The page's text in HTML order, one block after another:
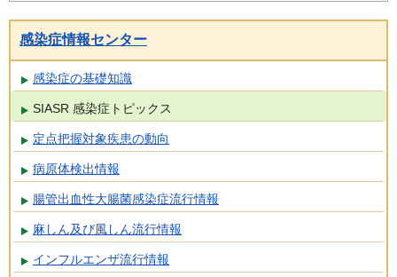
感染症情報センター
感染症の基礎知識
SIASR 感染症トピックス
定点把握対象疾患の動向
病原体検出情報
腸管出血性大腸菌感染症流行情報
麻しん及び風しん流行情報
インフルエンザ流行情報